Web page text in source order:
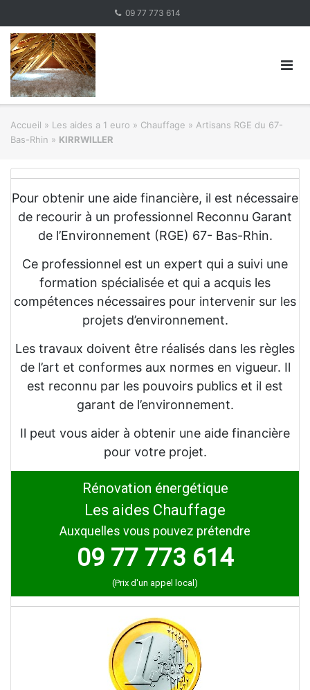
content
09 77 773 614
Accueil » Les aides a 1 euro » Chauffage » Artisans RGE du 67-
Bas-Rhin » KIRRWILLER
Pour obtenir une aide financière, il est nécessaire
de recourir à un professionnel Reconnu Garant
de l’Environnement (RGE) 67- Bas-Rhin.
Ce professionnel est un expert qui a suivi une
formation spécialisée et qui a acquis les
compétences nécessaires pour intervenir sur les
projets d’environnement.
Les travaux doivent être réalisés dans les règles
de l’art et conformes aux normes en vigueur. Il
est reconnu par les pouvoirs publics et il est
garant de l’environnement.
Il peut vous aider à obtenir une aide financière
pour votre projet.
Rénovation énergétique
Les aides Chauffage
Auxquelles vous pouvez prétendre
09 77 773 614
(Prix d'un appel local)